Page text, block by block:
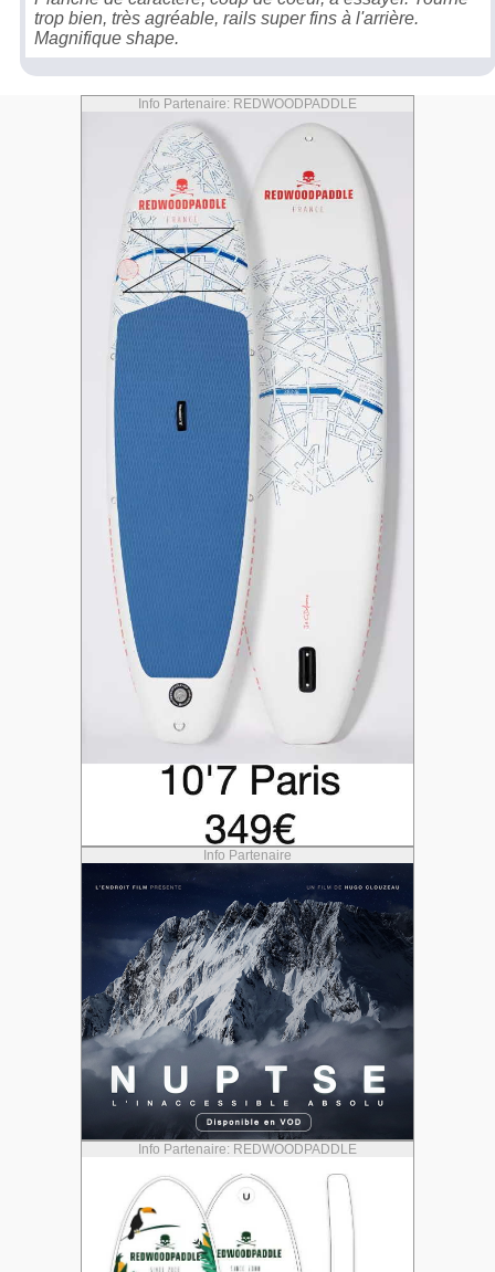
trop bien, très agréable, rails super fins à l'arrière.
Magnifique shape.
Info Partenaire: REDWOODPADDLE
Info Partenaire
Info Partenaire: REDWOODPADDLE